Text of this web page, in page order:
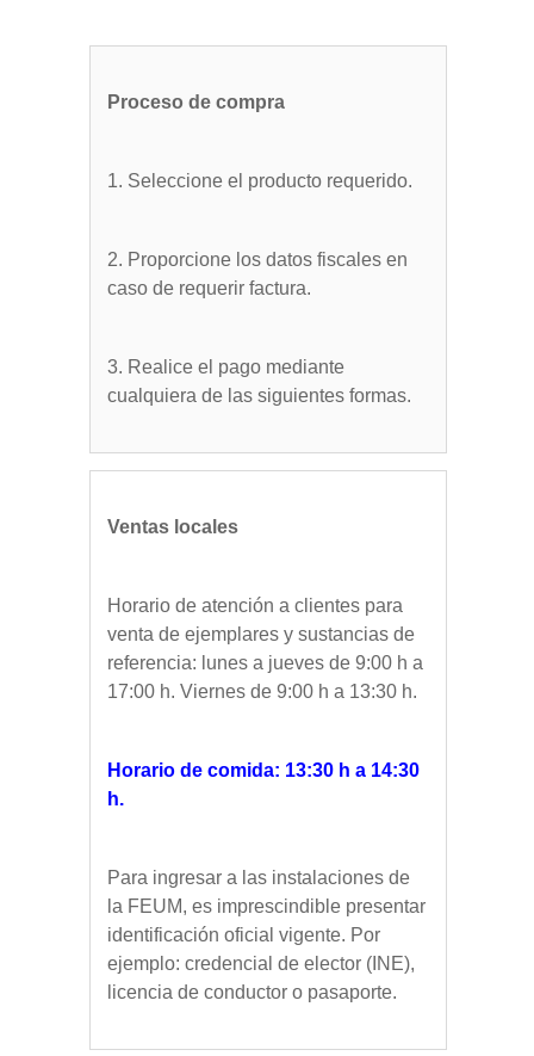
Proceso de compra
1. Seleccione el producto requerido.
2. Proporcione los datos fiscales en
caso de requerir factura.
3. Realice el pago mediante
cualquiera de las siguientes formas.
Ventas locales
Horario de atención a clientes para
venta de ejemplares y sustancias de
referencia: lunes a jueves de 9:00 h a
17:00 h. Viernes de 9:00 h a 13:30 h.
Horario de comida: 13:30 h a 14:30
h.
Para ingresar a las instalaciones de
la FEUM, es imprescindible presentar
identificación oficial vigente. Por
ejemplo: credencial de elector (INE),
licencia de conductor o pasaporte.